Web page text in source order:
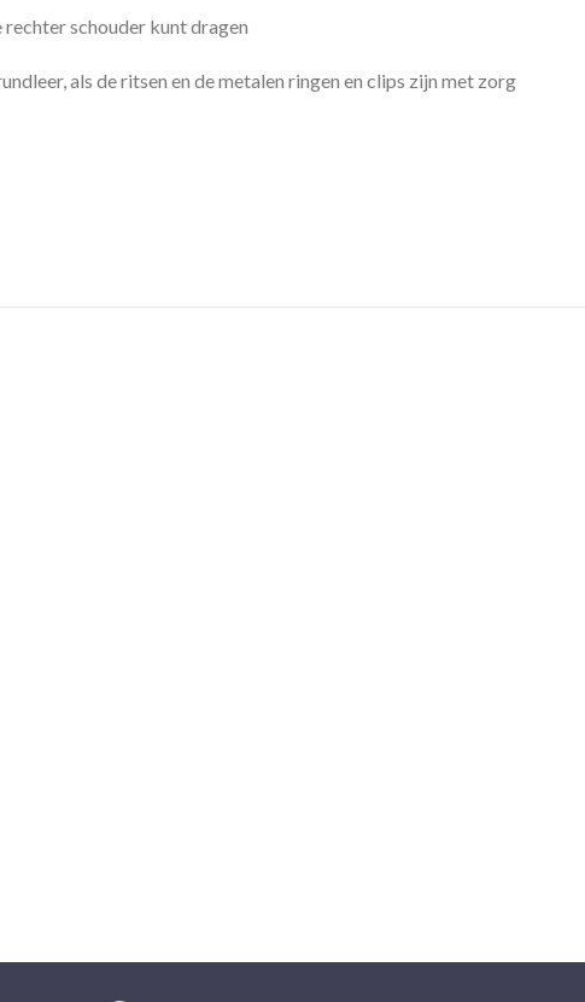
rechter schouder kunt dragen
als de ritsen en de metalen ringen en clips zijn met zorg